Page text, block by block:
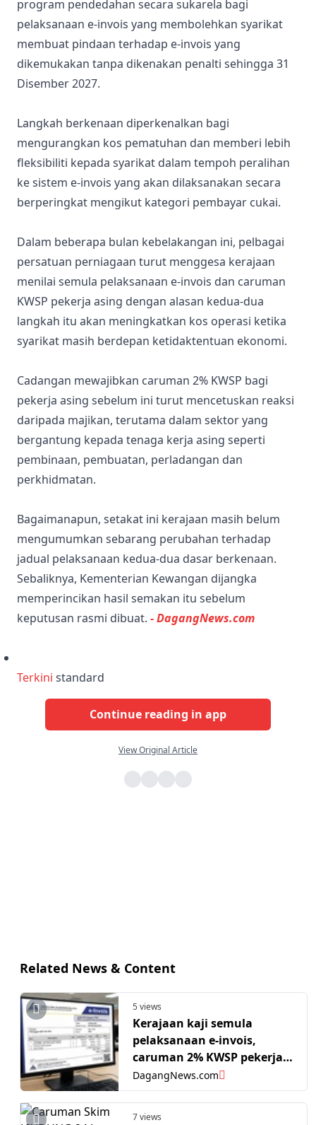
program pendedahan secara sukarela bagi
pelaksanaan e-invois yang membolehkan syarikat
membuat pindaan terhadap e-invois yang
dikemukakan tanpa dikenakan penalti sehingga 31
Disember 2027.
Langkah berkenaan diperkenalkan bagi
mengurangkan kos pematuhan dan memberi lebih
fleksibiliti kepada syarikat dalam tempoh peralihan
ke sistem e-invois yang akan dilaksanakan secara
berperingkat mengikut kategori pembayar cukai.
Dalam beberapa bulan kebelakangan ini, pelbagai
persatuan perniagaan turut menggesa kerajaan
menilai semula pelaksanaan e-invois dan caruman
KWSP pekerja asing dengan alasan kedua-dua
langkah itu akan meningkatkan kos operasi ketika
syarikat masih berdepan ketidaktentuan ekonomi.
Cadangan mewajibkan caruman 2% KWSP bagi
pekerja asing sebelum ini turut mencetuskan reaksi
daripada majikan, terutama dalam sektor yang
bergantung kepada tenaga kerja asing seperti
pembinaan, pembuatan, perladangan dan
perkhidmatan.
Bagaimanapun, setakat ini kerajaan masih belum
mengumumkan sebarang perubahan terhadap
jadual pelaksanaan kedua-dua dasar berkenaan.
Sebaliknya, Kementerian Kewangan dijangka
memperincikan hasil semakan itu sebelum
keputusan rasmi dibuat. - DagangNews.com
Terkini standard
Continue reading in app
View Original Article
Related News & Content
5 views
Kerajaan kaji semula
pelaksanaan e-invois,
caruman 2% KWSP pekerja
asing
DagangNews.com
7 views